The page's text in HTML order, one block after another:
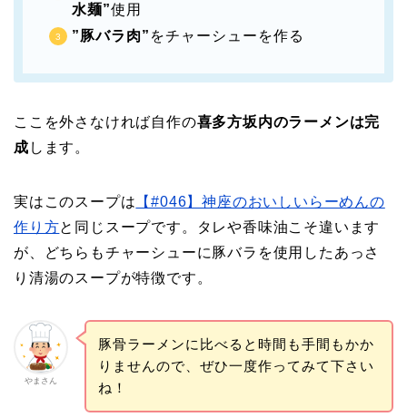
水麺”使用
”豚バラ肉” をチャーシューを作る
ここを外さなければ自作の喜多方坂内のラーメンは完
成 します。
実はこのスープは 【#046】神座のおいしいらーめんの
作り方と同じスープです。タレや香味油こそ違います
が、どちらもチャーシューに豚バラを使用したあっさ
り清湯のスープが特徴です。
やまさん
豚骨ラーメンに比べると時間も手間もかか
りませんので、ぜひ一度作ってみて下さい
ね！